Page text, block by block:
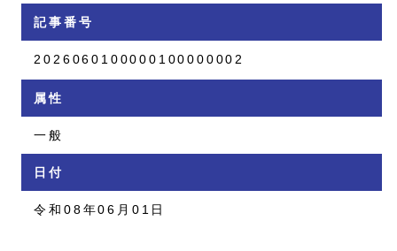
記事番号
2026060100000100000002
属性
一般
日付
令和08年06月01日